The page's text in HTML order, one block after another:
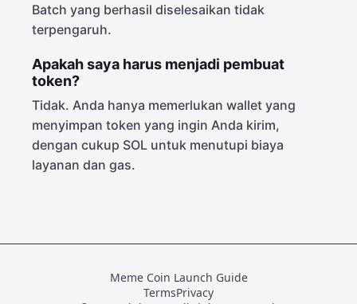
Batch yang berhasil diselesaikan tidak
terpengaruh.
Apakah saya harus menjadi pembuat
token?
Tidak. Anda hanya memerlukan wallet yang
menyimpan token yang ingin Anda kirim,
dengan cukup SOL untuk menutupi biaya
layanan dan gas.
Meme Coin Launch Guide
TermsPrivacy